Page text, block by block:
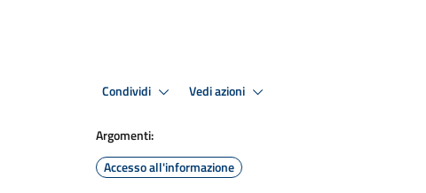
Condividi Vedi azioni
Argomenti:
Accesso all'informazione